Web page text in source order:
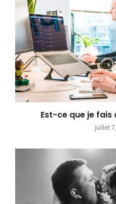
Est-ce que je fais
juillet